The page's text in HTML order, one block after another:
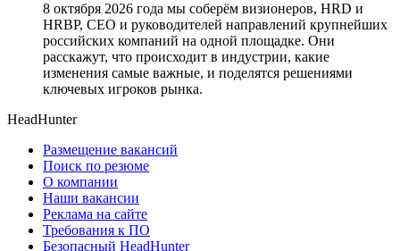
8 октября 2026 года мы соберём визионеров, HRD и
HRBP, СЕО и руководителей направлений крупнейших
российских компаний на одной площадке. Они
расскажут, что происходит в индустрии, какие
изменения самые важные, и поделятся решениями
ключевых игроков рынка.
HeadHunter
Размещение вакансий
Поиск по резюме
О компании
Наши вакансии
Реклама на сайте
Требования к ПО
Безопасный HeadHunter